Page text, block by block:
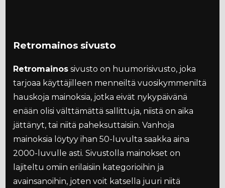
Retromainos sivusto
Retromainos sivusto on huumorisivusto, joka
tarjoaa käyttäjilleen menneiltä vuosikymmeniltä
hauskoja mainoksia, jotka eivät nykypäivänä
enään olisi välttämättä sallittuja, niistä on aika
jättänyt, tai niitä paheksuttaisiin. Vanhoja
mainoksia löytyy ihan 50-luvulta saakka aina
2000-luvulle asti. Sivustolla mainokset on
lajiteltu omiin erilaisiin kategorioihin ja
avainsanoihin, joten voit katsella juuri niitä